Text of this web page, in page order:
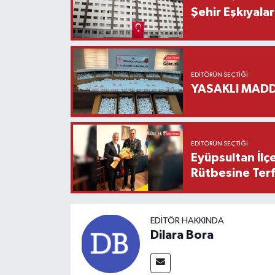
Şehir
EDITÖRÜN SEÇTIĞI
YASAKLI
EDITÖRÜN SEÇTIĞI
Eyüpsultan
Rütbesine
EDITÖR HAKKINDA
Dilara Bora